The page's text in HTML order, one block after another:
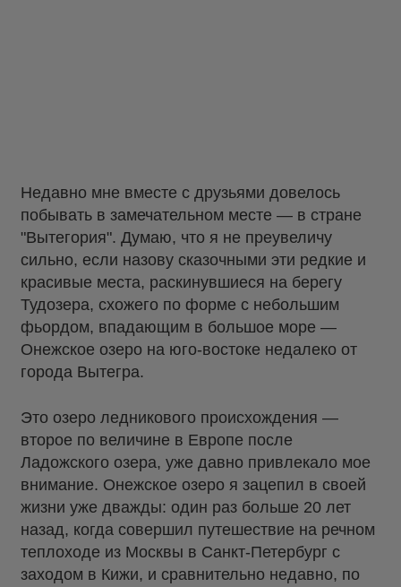
Недавно мне вместе с друзьями довелось
побывать в замечательном месте — в стране
"Вытегория". Думаю, что я не преувеличу
сильно, если назову сказочными эти редкие и
красивые места, раскинувшиеся на берегу
Тудозера, схожего по форме с небольшим
фьордом, впадающим в большое море —
Онежское озеро на юго-востоке недалеко от
города Вытегра.
Это озеро ледникового происхождения —
второе по величине в Европе после
Ладожского озера, уже давно привлекало мое
внимание. Онежское озеро я зацепил в своей
жизни уже дважды: один раз больше 20 лет
назад, когда совершил путешествие на речном
теплоходе из Москвы в Санкт-Петербург с
заходом в Кижи, и сравнительно недавно, по